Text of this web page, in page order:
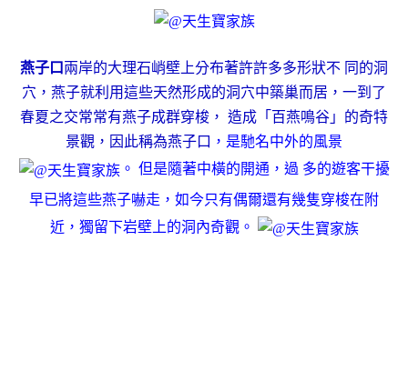
燕子口 兩岸的大理石峭壁上分布著許許多多形狀不 同的洞
穴，燕子就利用這些天然形成的洞穴中築巢而居，一到了
春夏之交常常有燕子成群穿梭， 造成「百燕鳴谷」的奇特
景觀，因此稱為燕子口 ，是馳名中外的風景
。 但是隨著中橫的開通，過 多的遊客干擾
早已將這些燕子嚇走，如今只有偶爾還有幾隻穿梭在附
近，獨留下岩壁上的洞內奇觀。